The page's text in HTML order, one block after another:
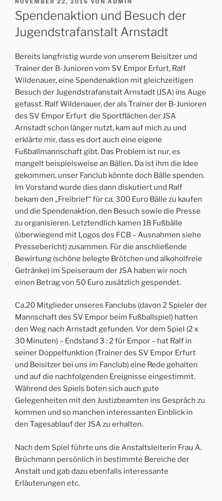
AM
NOVEMBER 22, 2016 VON ADMIN
Spendenaktion und Besuch der
Jugendstrafanstalt Arnstadt
Bereits langfristig wurde von unserem Beisitzer und
Trainer der B-Junioren vom SV Empor Erfurt, Ralf
Wildenauer, eine Spendenaktion mit gleichzeitigen
Besuch der Jugendstrafanstalt Arnstadt (JSA) ins Auge
gefasst. Ralf Wildenauer, der als Trainer der B-Junioren
des SV Empor Erfurt die Sportflächen der JSA
Arnstadt schon länger nutzt, kam auf mich zu und
erklärte mir, dass es dort auch eine eigene
Fußballmannschaft gibt. Das Problem ist nur, es
mangelt beispielsweise an Bällen. Da ist ihm die Idee
gekommen, unser Fanclub könnte doch Bälle spenden.
Im Vorstand wurde dies dann diskutiert und Ralf
bekam den „Freibrief“ für ca. 300 Euro Bälle zu kaufen
und die Spendenaktion, den Besuch sowie die Presse
zu organisieren. Letztendlich kamen 18 Fußbälle
(überwiegend mit Logos des FCB – Ausnahmen siehe
Pressebericht) zusammen. Für die anschließende
Bewirtung (schöne belegte Brötchen und alkoholfreie
Getränke) im Speiseraum der JSA haben wir noch
einen Betrag von 50 Euro zusätzlich gespendet.
Ca.20 Mitglieder unseres Fanclubs (davon 2 Spieler der
Mannschaft des SV Empor beim Fußballspiel) hatten
den Weg nach Arnstadt gefunden. Vor dem Spiel (2 x
30 Minuten) – Endstand 3 : 2 für Empor – hat Ralf in
seiner Doppelfunktion (Trainer des SV Empor Erfurt
und Beisitzer bei uns im Fanclub) eine Rede gehalten
und auf die nachfolgenden Ereignisse eingestimmt.
Während des Spiels boten sich auch gute
Gelegenheiten mit den Justizbeamten ins Gespräch zu
kommen und so manchen interessanten Einblick in
den Tagesablauf der JSA zu erhalten.
Nach dem Spiel führte uns die Anstaltsleiterin Frau A.
Brüchmann persönlich in bestimmte Bereiche der
Anstalt und gab dazu ebenfalls interessante
Erläuterungen etc.